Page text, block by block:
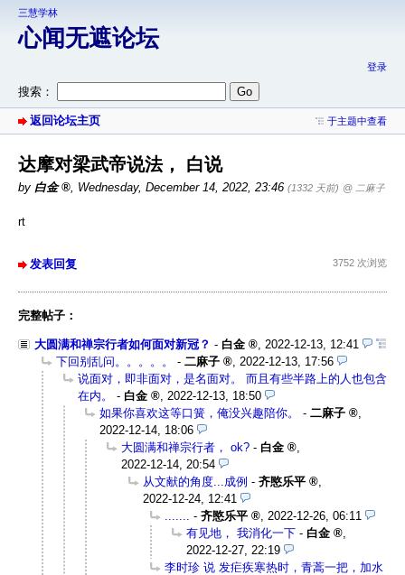
三慧学林
心闻无遮论坛
登录
搜索：
返回论坛主页 于主题中查看
达摩对梁武帝说法， 白说
by 白金 , Wednesday, December 14, 2022, 23:46 (1332 天前) @ 二麻子
rt
发表回复 3752 次浏览
完整帖子：
大圆满和禅宗行者如何面对新冠？ - 白金
2022-12-13, 12:41
下回别乱问。。。。。
- 二麻子
2022-12-13, 17:56
说面对，即非面对，是名面对。 而且有些半路上的人也包含
在内。
- 白金
2022-12-13, 18:50
如果你喜欢这等口簧，俺没兴趣陪你。
- 二麻子
2022-12-14, 18:06
大圆满和禅宗行者， ok? - 白金
2022-12-14, 20:54
从文献的角度...成例 -齐愍乐平
2022-12-24, 12:41
-齐愍乐平
2022-12-26, 06:11
有见地， 我消化一下 - 白金
2022-12-27, 22:19
李时珍 说 发疟疾寒热时，青蒿一把，加水